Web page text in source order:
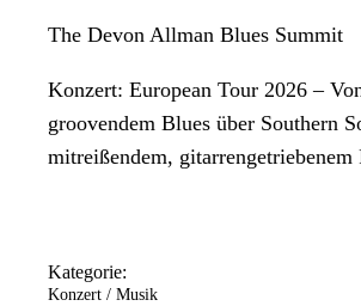
The Devon Allman Blues Summit
Konzert: European Tour 2026 –
groovendem Blues über Southern
mitreißendem, gitarrengetriebenem
Kategorie:
Konzert / Musik